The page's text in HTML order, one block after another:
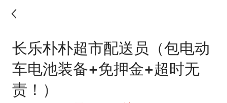
长乐朴朴超市配送员（包电动
车电池装备+免押金+超时无
责！）